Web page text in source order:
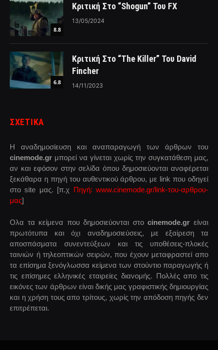
8.8
Κριτική Στο “Shogun” Του FX
13/05/2024
6.8
Κριτική Στο “The Killer” Του David
Fincher
14/11/2023
ΣΧΕΤΙΚΑ
Η αναδημοσίευση και αναπαραγωγή των άρθρων του
cinemode.gr μπορεί να γίνεται χωρίς την συγκατάθεση μας,
αν και εφόσον στην σελίδα όπου δημοσιεύονται αναφέρεται
ξεκάθαρα η πηγή του αυθεντικού άρθρου, με link που οδηγεί
στο site μας. [π.χ Πηγή: www.cinemode.gr/link-του-αρθρου-
μας]
Ολα τα κείμενα που δημοσιεύονται στοcinemode.gr είναι
πρωτότυπα και όχι αναδημοσιεύσεις, με εξαίρεση τα
αποσπάσματα συνεντεύξεων και τις υποθέσεις-πλοκές
ταινιών ή τηλεοπτικών σειρών, που έχουν μεταφραστεί απο
τα επίσημα ξενόγλωσσα κείμενα των στούντιο παραγωγής ή
τις επίσημες ελληνικές εταιρείες διανομής. Πολλές απο τις
εικόνες των άρθρων είναι δικής μας γραφιστικής δημιουργίας
και η χρήση τους απο τρίτους, χωρίς την απόδοση πηγής δεν
επιτρέπεται.